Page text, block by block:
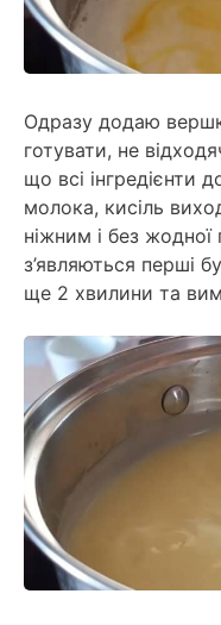
Одразу додаю
готувати, не
що всі інгредієнти
молока, кисіль
ніжним і без жодної
з’являються перші
ще 2 хвилини та